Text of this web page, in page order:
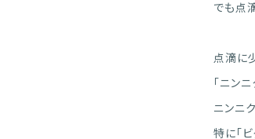
でも点
点滴に
「ニン
ニンニ
特に「